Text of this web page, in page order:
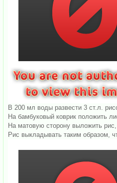
В 200 мл воды развести 3 ст.л.
На бамбуковый коврик положить
На матовую сторону выложить
Рис выкладывать таким образом,